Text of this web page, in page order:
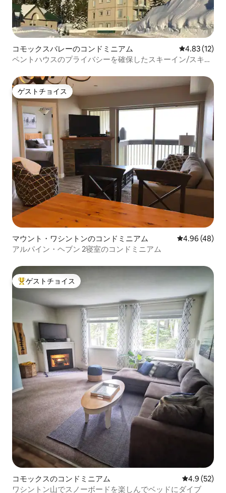
コモックスバレーのコンドミニアム レビュー12
4.83 (12)
ペントハウスのプライバシーを確保したスキーイン/スキー
ゲストチョイス
ゲストチョイス
マウント・ワシントンのコンドミニアム レビュー48
4.96 (48)
アルパイン・ヘブン 2寝室のコンドミニアム
大好評のゲストチョイスです。
ゲストチョイス
コモックスのコンドミニアム レビュー52
4.9 (52)
ワシントン山でスノーボードを楽しんでベッドにダイブ